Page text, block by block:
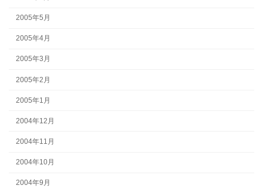
2005年5月
2005年4月
2005年3月
2005年2月
2005年1月
2004年12月
2004年11月
2004年10月
2004年9月